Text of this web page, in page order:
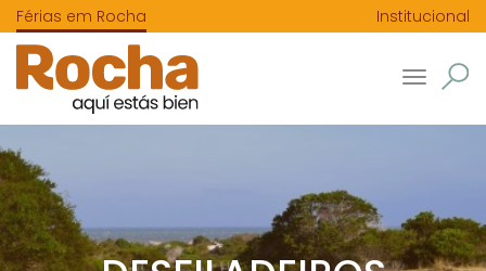
Férias em Rocha Institucional
Toggle